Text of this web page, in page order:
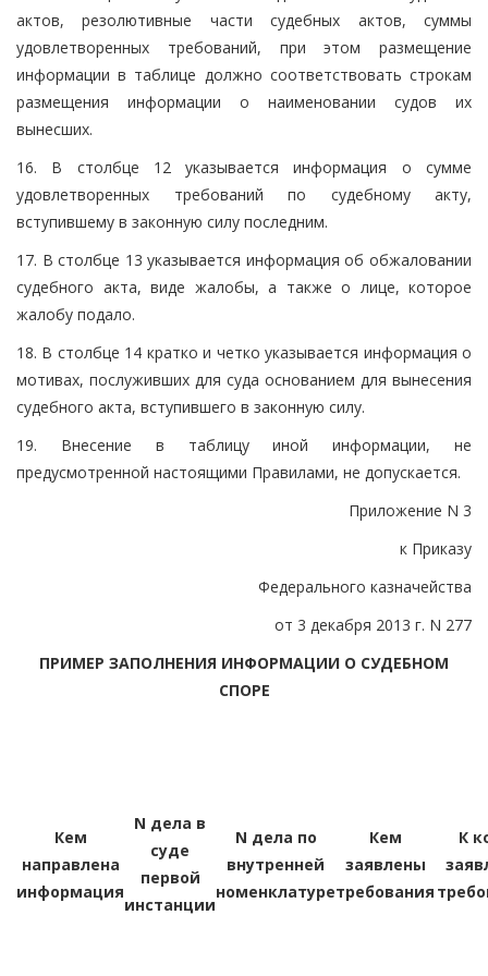
актов, резолютивные части судебных актов, суммы
удовлетворенных требований, при этом размещение
информации в таблице должно соответствовать строкам
размещения информации о наименовании судов их
вынесших.
16. В столбце 12 указывается информация о сумме
удовлетворенных требований по судебному акту,
вступившему в законную силу последним.
17. В столбце 13 указывается информация об обжаловании
судебного акта, виде жалобы, а также о лице, которое
жалобу подало.
18. В столбце 14 кратко и четко указывается информация о
мотивах, послуживших для суда основанием для вынесения
судебного акта, вступившего в законную силу.
19. Внесение в таблицу иной информации, не
предусмотренной настоящими Правилами, не допускается.
Приложение N 3
к Приказу
Федерального казначейства
от 3 декабря 2013 г. N 277
ПРИМЕР ЗАПОЛНЕНИЯ ИНФОРМАЦИИ О СУДЕБНОМ
СПОРЕ
Кем
направлена
информация
N дела в
суде
первой
инстанции
N дела по
внутренней
номенклатуре
Кем
заявлены
требования
К